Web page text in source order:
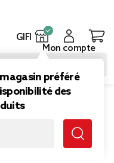
GIFI
préféré
des
Mon compte
USB